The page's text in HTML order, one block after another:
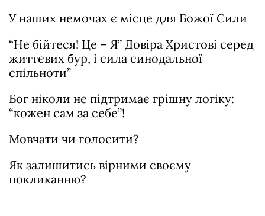
У наших немочах є місце для Божої Сили
“Не бійтеся! Це – Я” Довіра Христові серед
життєвих бур, і сила синодальної
спільноти”
Бог ніколи не підтримає грішну логіку:
“кожен сам за себе”!
Мовчати чи голосити?
Як залишитись вірними своєму
покликанню?